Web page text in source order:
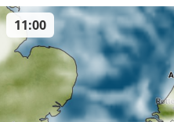
11:00